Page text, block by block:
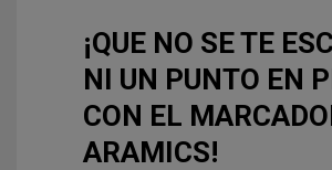
¡QUE NO SE TE
NI UN PUNTO EN
CON EL
ARAMICS!